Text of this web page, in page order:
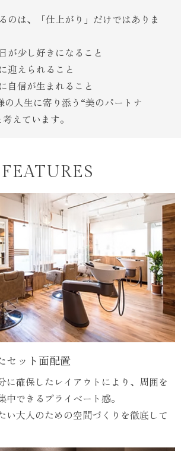
のは、
「仕上がり」だけではありま
が少し好きになること
迎えられること
自信が生まれること
の人生に寄り添う“美のパートナ
えています。
FEATURES
セット面配置
に確保したレイアウトにより、周囲を
できるプライベート感。
い大人のための空間づくりを徹底して